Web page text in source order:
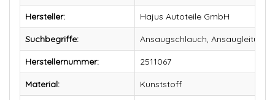
Hersteller: Hajus Autoteile GmbH
Suchbegriffe: Ansaugschlauch,
Herstellernummer: 2511067
Material: Kunststoff